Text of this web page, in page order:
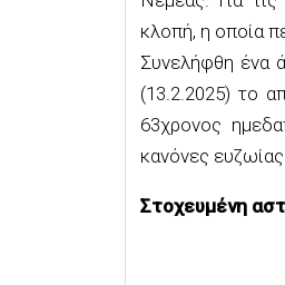
κλοπή, η οποία
Συνελήφθη ένα
(13.2.2025) το
63χρονος
κανόνες
Στοχευμένη